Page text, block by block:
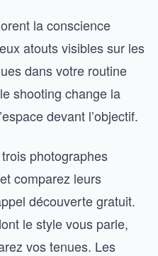
la conscience
atouts visibles sur les
dans votre routine
shooting change la
devant l’objectif.
photographes
comparez leurs
découverte gratuit.
le style vous parle,
vos tenues. Les